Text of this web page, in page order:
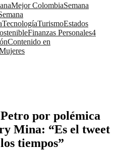
Mejor ColombiaSemana
TecnologíaTurismoEstados
Finanzas Personales4
Contenido en
por polémica
Mina: “Es el tweet
tiempos”